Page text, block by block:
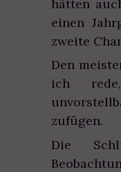
hätten
einen
zweite
Den
ich
zufügen.
Die